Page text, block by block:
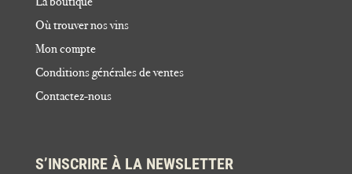
Où trouver nos vins
Mon compte
Conditions générales de ventes
Contactez-nous
S’INSCRIRE À LA NEWSLETTER